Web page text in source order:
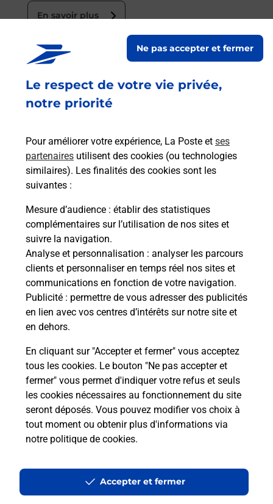
Le respect de votre vie privée,
notre priorité
Pour améliorer votre expérience, La Poste et ses
partenaires utilisent des cookies (ou technologies
similaires). Les finalités des cookies sont les
suivantes :
Mesure d’audience : établir des statistiques
complémentaires sur l’utilisation de nos sites et
suivre la navigation.
Analyse et personnalisation : analyser les parcours
clients et personnaliser en temps réel nos sites et
communications en fonction de votre navigation.
Publicité : permettre de vous adresser des publicités
en lien avec vos centres d’intérêts sur notre site et
en dehors.
En cliquant sur "Accepter et fermer" vous acceptez
tous les cookies. Le bouton "Ne pas accepter et
fermer" vous permet d'indiquer votre refus et seuls
les cookies nécessaires au fonctionnement du site
seront déposés. Vous pouvez modifier vos choix à
tout moment ou obtenir plus d'informations via
notre politique de cookies.
Ne pas accepter et fermer
Accepter et fermer
En savoir plus
Envoyer un colis
Vous souhaitez envoyer un colis depuis : AIX EN
PROVENCE VAL SAINT ANDRE (13100) ?
En savoir plus
En savoir plus
Souscrire à la téléassistance
Besoin d’un système de téléassistance à l’intérieur
et/ou à l’extérieur de votre domicile ? Découvrez
les offres téléalarme dans votre bureau de Poste à
AIX EN PROVENCE VAL SAINT ANDRE.
En savoir plus
AIX EN PROVENCE
AIX EN PROVENCE VAL SAINT ANDRE
Accessibilité : partiellement conforme